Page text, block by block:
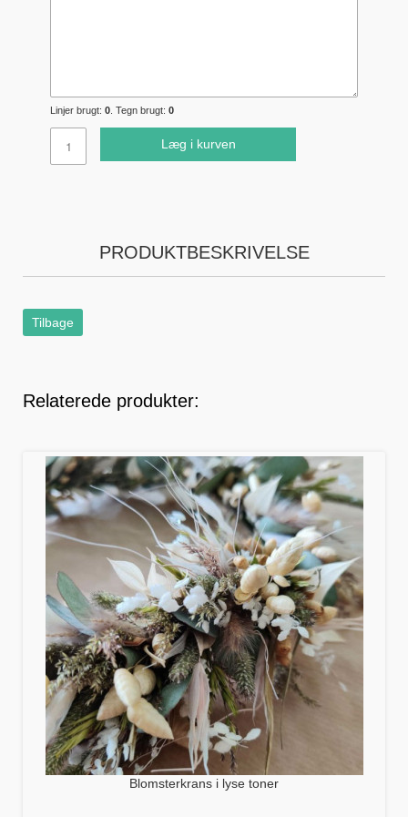
Linjer brugt: 0 . Tegn brugt: 0
Læg i kurven
PRODUKTBESKRIVELSE
Tilbage
Relaterede produkter:
Blomsterkrans i lyse toner